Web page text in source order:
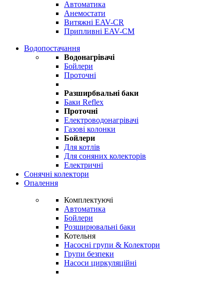
Автоматика
Анемостати
Витяжні EAV-CR
Припливні EAV-CM
Водопостачання
Водонагрівачі
Бойлери
Проточні
Разширбвальні баки
Баки Reflex
Проточні
Електроводонагрівачі
Газові колонки
Бойлери
Для котлів
Для соняних колекторів
Електричні
Сонячні колектори
Опалення
Комплектуючі
Автоматика
Бойлери
Розширювальні баки
Котельня
Насосні групи & Колектори
Групи безпеки
Насоси циркуляційні